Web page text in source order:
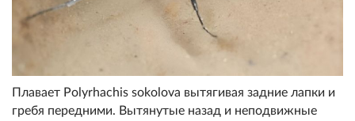
Плавает Polyrhachis sokolova вытягивая задние лапки и
гребя передними. Вытянутые назад и неподвижные